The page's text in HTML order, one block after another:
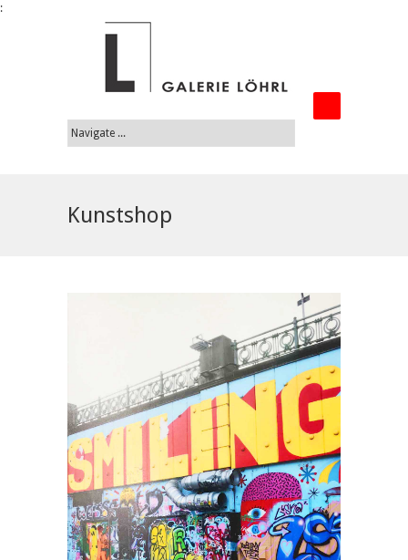
:
Kunstshop